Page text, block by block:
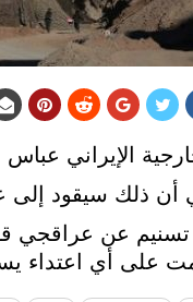
الإيراني
أن ذلك سيقود
عن عراقجي
على أي اعتداء